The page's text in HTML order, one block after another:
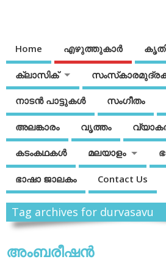
Home എഴുത്തുകാര്‍
ക്ലാസിക്
നാടന്‍ പാട്ടുകള്‍ സംഗീതം
അലങ്കാരം വൃത്തം
കടംകഥകള്‍ മലയാളം
ഭാഷാ ജാലകം Contact Us
Tag archives for durvasavu
അംബരീഷന്‍